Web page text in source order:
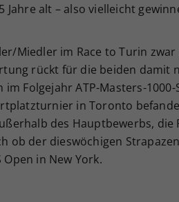
alt – also vielleicht
Miedler im Race to Turin
rückt für die beiden damit
Folgejahr ATP-Masters-
in Toronto
des Hauptbewerbs, die
ob der dieswöchigen
in New York.